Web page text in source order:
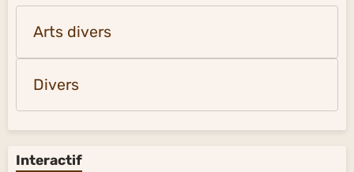
Arts divers
Divers
Interactif